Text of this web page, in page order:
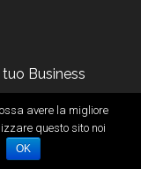
Business
avere la migliore
questo sito noi
OK